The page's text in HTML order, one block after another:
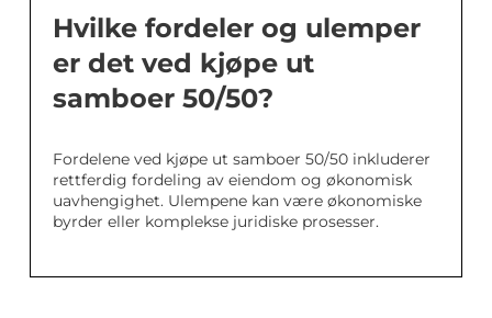
Hvilke fordeler og ulemper
er det ved kjøpe ut
samboer 50/50?
Fordelene ved kjøpe ut samboer 50/50 inkluderer
rettferdig fordeling av eiendom og økonomisk
uavhengighet. Ulempene kan være økonomiske
byrder eller komplekse juridiske prosesser.